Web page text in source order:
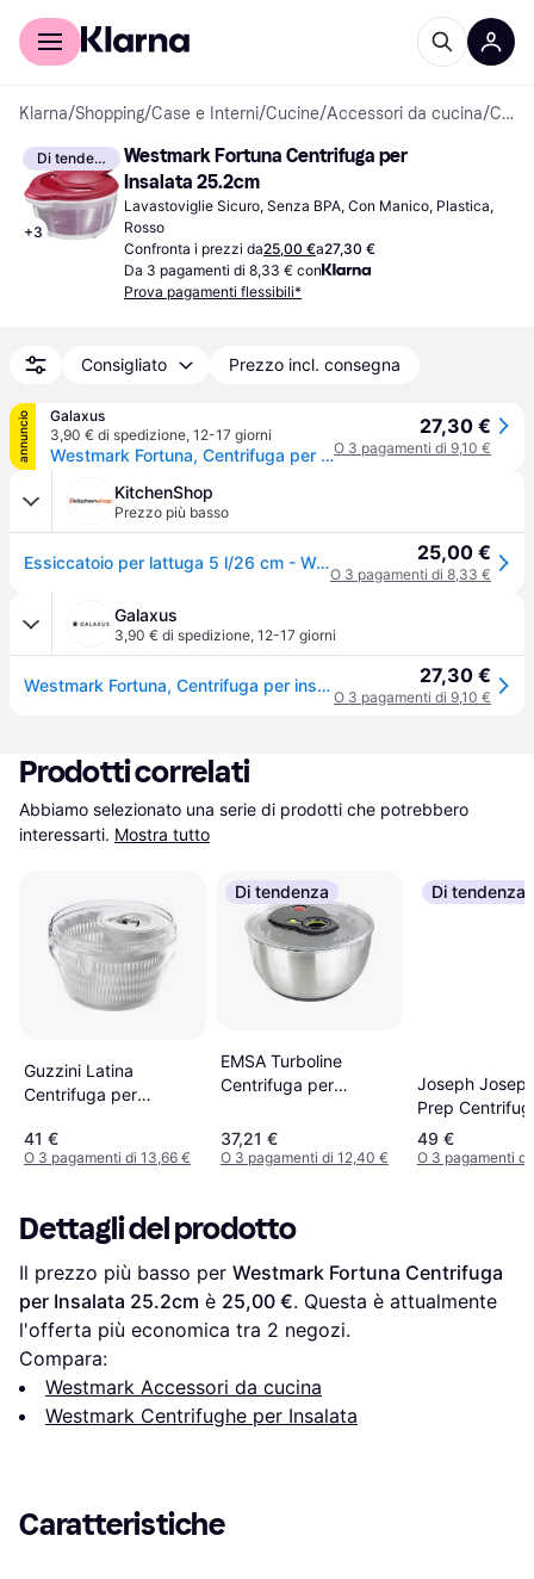
Per il tuo shopping
Klarna/Shopping/Case e Interni/Cucine/Accessori da cucina/ Centrifughe per Insalata
Di tendenza
+3
Westmark Fortuna Centrifuga per
Insalata 25.2cm
Lavastoviglie Sicuro, Senza BPA, Con Manico, Plastica,
Rosso
Confronta i prezzi da25,00 €a27,30 €
Da 3 pagamenti di 8,33 € con
Prova pagamenti flessibili*
Consigliato Prezzo incl. consegna
annuncio
Galaxus
3,90 € di spedizione, 12-17 giorni
Westmark Fortuna, Centrifuga per insalata, Bianco, Rosso
27,30 €
O 3 pagamenti di 9,10 €
KitchenShop
Prezzo più basso
Essiccatoio per lattuga 5 l/26 cm - Westmark 25,00 €
O 3 pagamenti di 8,33 €
Galaxus
3,90 € di spedizione, 12-17 giorni
Westmark Fortuna, Centrifuga per insalata, Bianco, Rosso 27,30 €
O 3 pagamenti di 9,10 €
Prodotti correlati
Abbiamo selezionato una serie di prodotti che potrebbero
interessarti. Mostra tutto
Guzzini Latina
Centrifuga per
41 €
O 3 pagamenti di 13,66 €
Di tendenza
EMSA Turboline
Centrifuga per
37,21 €
O 3 pagamenti di 12,40 €
Di tendenza
Joseph
Prep
Insalata 24cm
49 €
O 3 pagamenti
Dettagli del prodotto
Il prezzo più basso per Westmark Fortuna Centrifuga
per Insalata 25.2cm è 25,00 €. Questa è attualmente
l'offerta più economica tra 2 negozi.
Compara:
Westmark Accessori da cucina
Westmark Centrifughe per Insalata
Caratteristiche